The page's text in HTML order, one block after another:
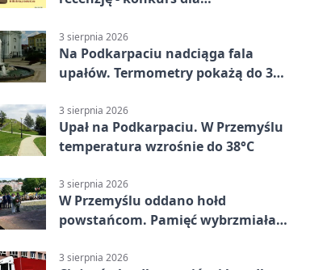
3 sierpnia 2026
Na Podkarpaciu nadciąga fala
upałów. Termometry pokażą do 36
3 sierpnia 2026
Upał na Podkarpaciu. W Przemyślu
temperatura wzrośnie do 38°C
3 sierpnia 2026
W Przemyślu oddano hołd
powstańcom. Pamięć wybrzmiała
3 sierpnia 2026